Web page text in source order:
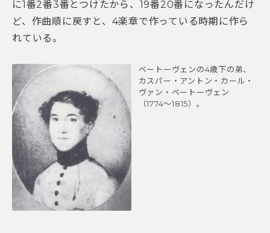
に1番2番3番とつけたから、19番20番になったんだけ
ど、作曲順に戻すと、4楽章で作っている時期に作ら
れている。
ベートーヴェンの4歳下の弟、
カスパー・アントン・カール・
ヴァン・ベートーヴェン
（1774〜1815）。